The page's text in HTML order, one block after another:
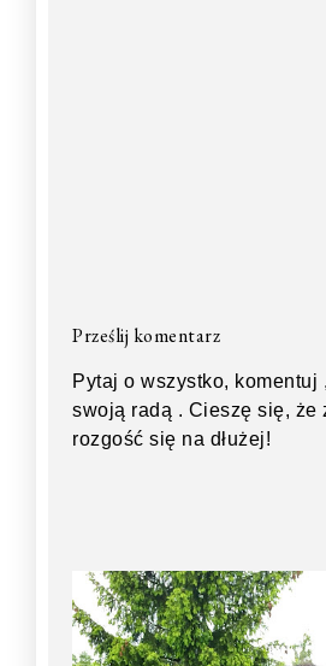
Prześlij komentarz
Pytaj o wszystko, komentuj
swoją radą . Cieszę się, że
rozgość się na dłużej!